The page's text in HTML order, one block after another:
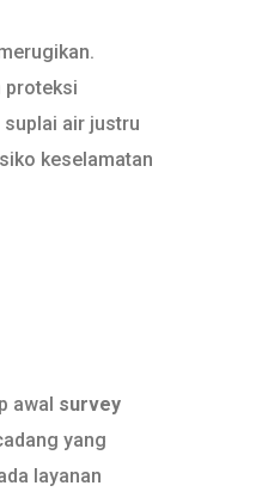
proteksi
suplai air justru
keselamatan
awal survey
yang
layanan